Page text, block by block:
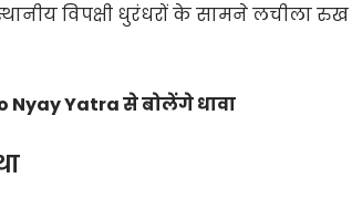
विपक्षी धुरंधरों के सामने लचीला रुख
Nyay Yatra से बोलेंगे धावा